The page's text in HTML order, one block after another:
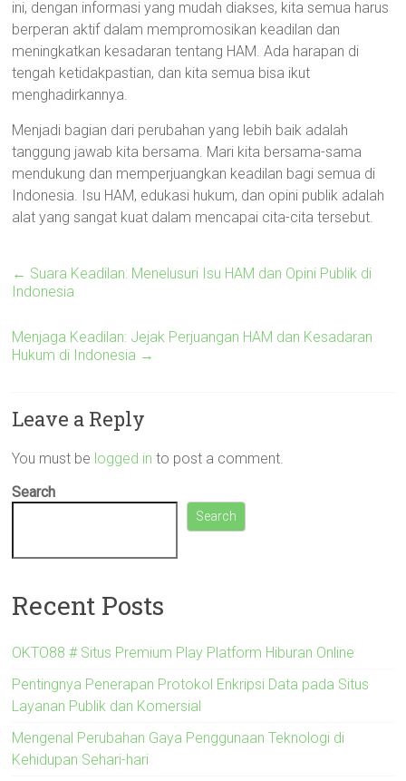
ini, dengan informasi yang mudah diakses, kita semua harus
berperan aktif dalam mempromosikan keadilan dan
meningkatkan kesadaran tentang HAM. Ada harapan di
tengah ketidakpastian, dan kita semua bisa ikut
menghadirkannya.
Menjadi bagian dari perubahan yang lebih baik adalah
tanggung jawab kita bersama. Mari kita bersama-sama
mendukung dan memperjuangkan keadilan bagi semua di
Indonesia. Isu HAM, edukasi hukum, dan opini publik adalah
alat yang sangat kuat dalam mencapai cita-cita tersebut.
← Suara Keadilan: Menelusuri Isu HAM dan Opini Publik di
Indonesia
Menjaga Keadilan: Jejak Perjuangan HAM dan Kesadaran
Hukum di Indonesia →
Leave a Reply
You must be logged in to post a comment.
Search
Search
Recent Posts
OKTO88 # Situs Premium Play Platform Hiburan Online
Pentingnya Penerapan Protokol Enkripsi Data pada Situs
Layanan Publik dan Komersial
Mengenal Perubahan Gaya Penggunaan Teknologi di
Kehidupan Sehari-hari